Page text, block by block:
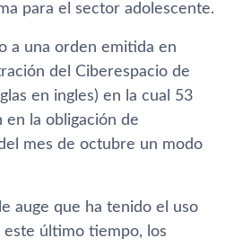
para el sector adolescente.
a una orden emitida en
del Ciberespacio de
en ingles) en la cual 53
en la obligación de
mes de octubre un modo
auge que ha tenido el uso
este último tiempo, los